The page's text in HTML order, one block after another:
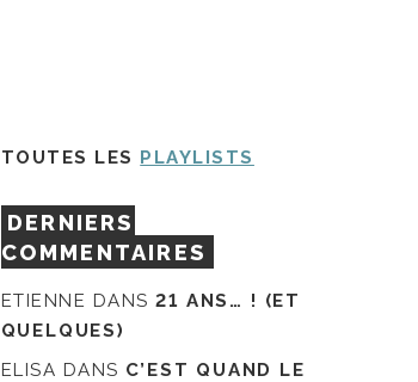
TOUTES LES PLAYLISTS
DERNIERS
COMMENTAIRES
ETIENNE DANS21 ANS… ! (ET
QUELQUES)
ELISA DANS C’EST QUAND LE